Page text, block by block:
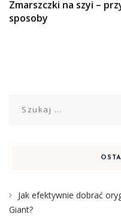
Zmarszczki na szyi –
sposoby
Jak efektywnie dobrać
Giant?